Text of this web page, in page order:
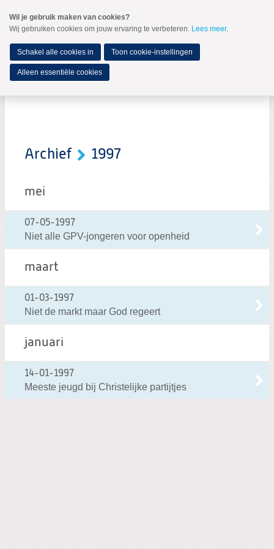
naar
Spring
de
inhoud
Spring
naar
MENU
Zoeken
Archief 1997
mei
07-05-1997
Niet alle GPV-jongeren voor openheid
maart
01-03-1997
Niet de markt maar God regeert
januari
14-01-1997
Meeste jeugd bij Christelijke partijtjes
Wil je gebruik maken van cookies?
Wij gebruiken cookies om jouw ervaring te verbeteren. Lees meer.
Schakel alle cookies in Toon cookie-instellingen
Alleen essentiële cookies